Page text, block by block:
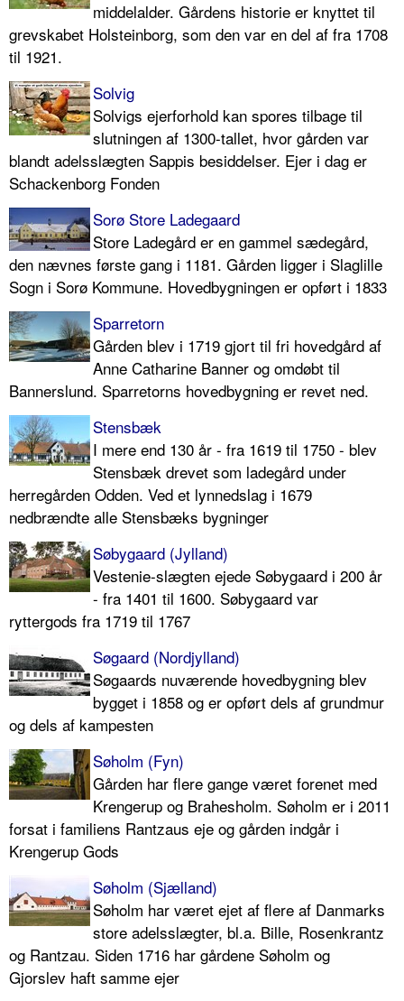
middelalder. Gårdens historie er knyttet til
grevskabet Holsteinborg, som den var en del af fra 1708
til 1921.
Solvig
Solvigs ejerforhold kan spores tilbage til
slutningen af 1300-tallet, hvor gården var
blandt adelsslægten Sappis besiddelser. Ejer i dag er
Schackenborg Fonden
Sorø Store Ladegaard
Store Ladegård er en gammel sædegård,
den nævnes første gang i 1181. Gården ligger i Slaglille
Sogn i Sorø Kommune. Hovedbygningen er opført i 1833
Sparretorn
Gården blev i 1719 gjort til fri hovedgård af
Anne Catharine Banner og omdøbt til
Bannerslund. Sparretorns hovedbygning er revet ned.
Stensbæk
I mere end 130 år - fra 1619 til 1750 - blev
Stensbæk drevet som ladegård under
herregården Odden. Ved et lynnedslag i 1679
nedbrændte alle Stensbæks bygninger
Søbygaard (Jylland)
Vestenie-slægten ejede Søbygaard i 200 år
- fra 1401 til 1600. Søbygaard var
ryttergods fra 1719 til 1767
Søgaard (Nordjylland)
Søgaards nuværende hovedbygning blev
bygget i 1858 og er opført dels af grundmur
og dels af kampesten
Søholm (Fyn)
Gården har flere gange været forenet med
Krengerup og Brahesholm. Søholm er i 2011
forsat i familiens Rantzaus eje og gården indgår i
Krengerup Gods
Søholm (Sjælland)
Søholm har været ejet af flere af Danmarks
store adelsslægter, bl.a. Bille, Rosenkrantz
og Rantzau. Siden 1716 har gårdene Søholm og
Gjorslev haft samme ejer